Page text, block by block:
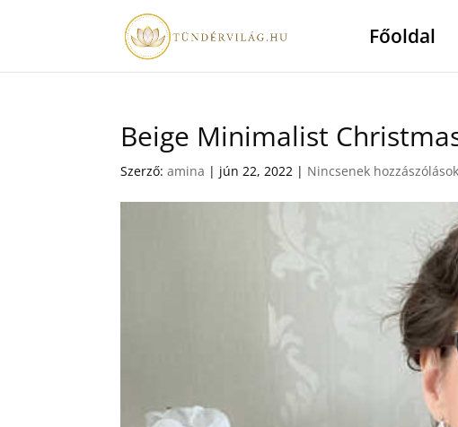
Főoldal
Beige Minimalist
Szerző:amina | jún 22, 2022 | Nincsenek hozzászólások